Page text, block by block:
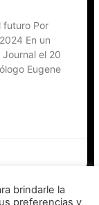
futuro Por
En un
el 20
Eugene
brindarle la
preferencias y